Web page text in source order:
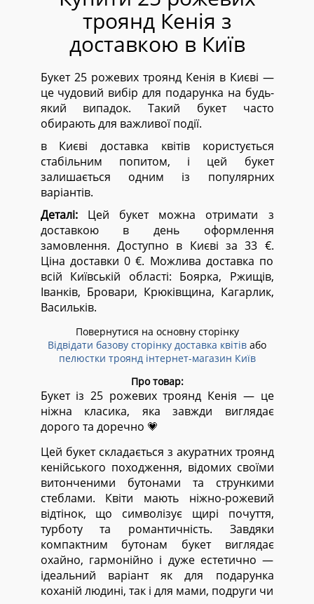
троянд Кенія з
доставкою в Київ
Букет 25 рожевих троянд Кенія в Києві —
це чудовий вибір для подарунка на будь-
який випадок. Такий букет часто
обирають для важливої події.
в Києві доставка квітів користується
стабільним попитом, і цей букет
залишається одним із популярних
варіантів.
Деталі:Цей букет можна отримати з
доставкою в день оформлення
замовлення. Доступно в Києві за 33 €.
Ціна доставки 0 €. Можлива доставка по
всій Київській області: Боярка, Ржищів,
Іванків, Бровари, Крюківщина, Кагарлик,
Васильків.
Повернутися на основну сторінку
Відвідати базову сторінку доставка квітів або
пелюстки троянд інтернет-магазин Київ
Про товар:
Букет із 25 рожевих троянд Кенія — це
ніжна класика, яка завжди виглядає
дорого та доречно 💗
Цей букет складається з акуратних троянд
кенійського походження, відомих своїми
витонченими бутонами та стрункими
стеблами. Квіти мають ніжно-рожевий
відтінок, що символізує щирі почуття,
турботу та романтичність. Завдяки
компактним бутонам букет виглядає
охайно, гармонійно і дуже естетично —
ідеальний варіант як для подарунка
коханій людині, так і для мами, подруги чи